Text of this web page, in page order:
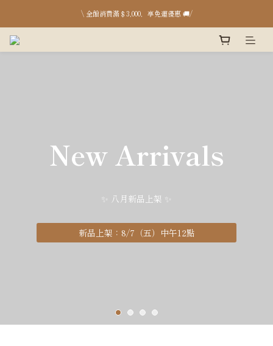
台中店 8月開放日：8/15、16、17、29、30、31 pm13:00-18:00；台北快閃 8/22、23
\ 全館消費滿＄3,000，享免運優惠 🚚/
台中店 8月開放日：8/15、16、17、29、30、31 pm13:00-18:00；台北快閃 8/22、23
New Arrivals
✨ 八月新品上架 ✨
新品上架：8/7（五）中午12點
⸝⸝⸝ 台北POP UP at Olympus Taipei Plaza：8月
22、23 ⸝⸝⸝ ⸝⸝⸝